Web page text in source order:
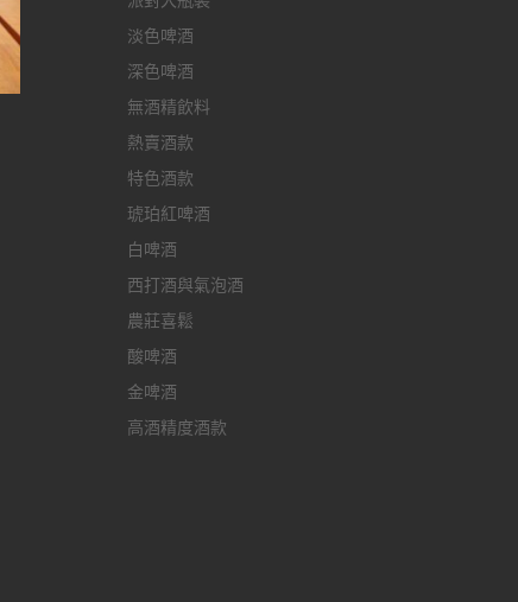
淡色啤酒
深色啤酒
無酒精飲料
熱賣酒款
特色酒款
琥珀紅啤酒
白啤酒
西打酒與氣泡酒
農莊喜鬆
酸啤酒
金啤酒
高酒精度酒款